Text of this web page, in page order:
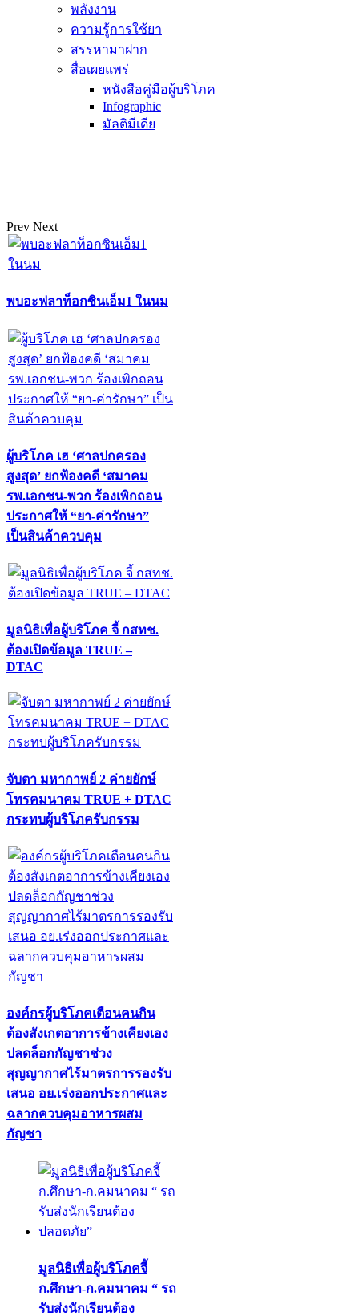
พลังงาน
ความรู้การใช้ยา
สรรหามาฝาก
สื่อเผยแพร่
หนังสือคู่มือผู้บริโภค
Infographic
มัลติมีเดีย
Prev Next
พบอะฟลาท็อกซินเอ็ม1 ในนม
ผู้บริโภค เฮ ‘ศาลปกครอง
สูงสุด’ ยกฟ้องคดี ‘สมาคม
รพ.เอกชน-พวก ร้องเพิกถอน
ประกาศให้ “ยา-ค่ารักษา”
เป็นสินค้าควบคุม
มูลนิธิเพื่อผู้บริโภค จี้ กสทช.
ต้องเปิดข้อมูล TRUE –
DTAC
จับตา มหากาพย์ 2 ค่ายยักษ์
โทรคมนาคม TRUE + DTAC
กระทบผู้บริโภครับกรรม
องค์กรผู้บริโภคเตือนคนกิน
ต้องสังเกตอาการข้างเคียงเอง
ปลดล็อกกัญชาช่วง
สุญญากาศไร้มาตรการรองรับ
เสนอ อย.เร่งออกประกาศและ
ฉลากควบคุมอาหารผสม
กัญชา
มูลนิธิเพื่อผู้บริโภคจี้
ก.ศึกษา-ก.คมนาคม “ รถ
รับส่งนักเรียนต้อง